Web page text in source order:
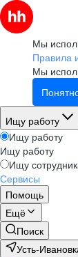
Мы
Правила
Мы
Ищу работу
Ищу работу
Ищу работу
Ищу
Сервисы
Помощь
Ещё
Поиск
Усть-